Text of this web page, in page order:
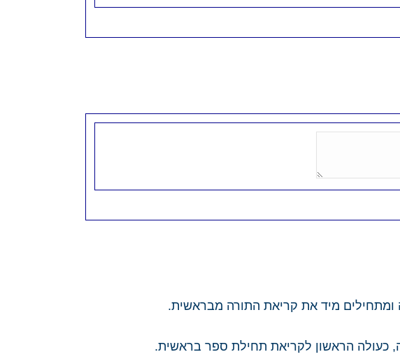
ומתחילים מיד את קריאת התורה מבראשית.
כעולה הראשון לקריאת תחילת ספר בראשית.